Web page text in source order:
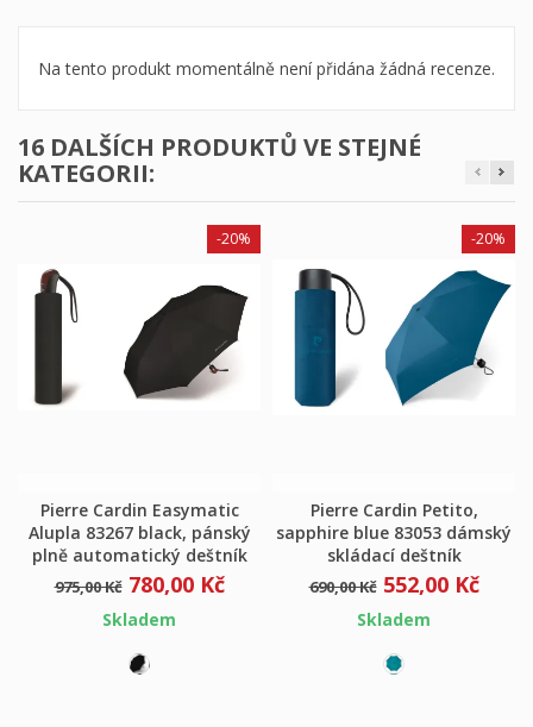
Na tento produkt momentálně není přidána žádná recenze.
16 DALŠÍCH PRODUKTŮ VE STEJNÉ
KATEGORII:
Pierre Cardin Easymatic
Alupla 83267 black, pánský
plně automatický deštník
975,00 Kč
-20%
780,00 Kč
Skladem
Pierre Cardin Petito,
sapphire blue 83053 dámský
skládací deštník
690,00 Kč
-20%
552,00 Kč
Skladem